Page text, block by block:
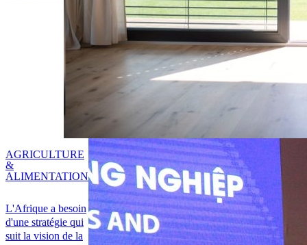
L'Afrique a besoin
d'une stratégie qui
suit la vision de la
AGRICULTURE
&
ALIMENTATION